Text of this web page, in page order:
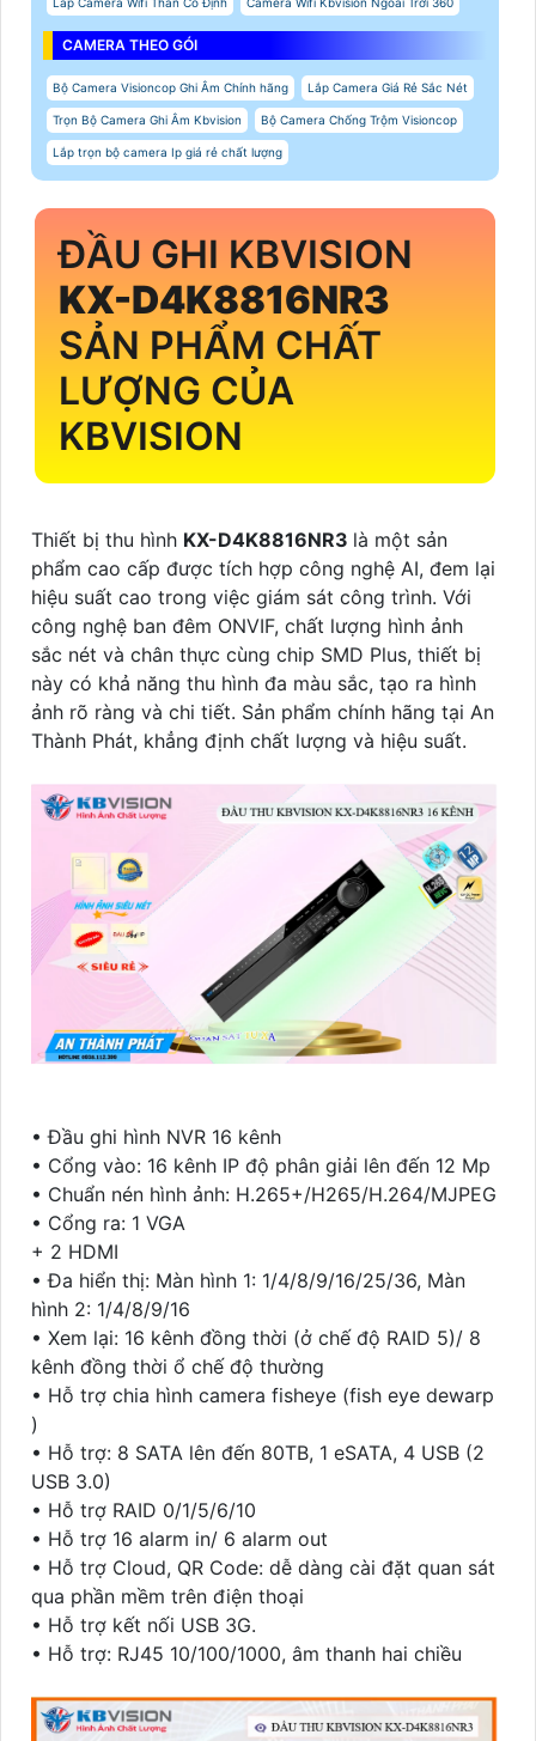
CAMERA THEO GÓI
Bộ Camera Visioncop Ghi Âm Chính hãng Lắp Camera Giá Rẻ Sắc Nét
Trọn Bộ Camera Ghi Âm Kbvision Bộ Camera Chống Trộm Visioncop
Lắp trọn bộ camera Ip giá rẻ chất lượng
ĐẦU GHI KBVISION
KX-D4K8816NR3
SẢN PHẨM CHẤT
LƯỢNG CỦA
KBVISION
Thiết bị thu hình KX-D4K8816NR3 là một sản
phẩm cao cấp được tích hợp công nghệ AI, đem lại
hiệu suất cao trong việc giám sát công trình. Với
công nghệ ban đêm ONVIF, chất lượng hình ảnh
sắc nét và chân thực cùng chip SMD Plus, thiết bị
này có khả năng thu hình đa màu sắc, tạo ra hình
ảnh rõ ràng và chi tiết. Sản phẩm chính hãng tại An
Thành Phát, khẳng định chất lượng và hiệu suất.
• Đầu ghi hình NVR 16 kênh
• Cổng vào: 16 kênh IP độ phân giải lên đến 12 Mp
• Chuẩn nén hình ảnh: H.265+/H265/H.264/MJPEG
• Cổng ra: 1 VGA
+ 2 HDMI
• Đa hiển thị: Màn hình 1: 1/4/8/9/16/25/36, Màn
hình 2: 1/4/8/9/16
• Xem lại: 16 kênh đồng thời (ở chế độ RAID 5)/ 8
kênh đồng thời ổ chế độ thường
• Hỗ trợ chia hình camera fisheye (fish eye dewarp
)
• Hỗ trợ: 8 SATA lên đến 80TB, 1 eSATA, 4 USB (2
USB 3.0)
• Hỗ trợ RAID 0/1/5/6/10
• Hỗ trợ 16 alarm in/ 6 alarm out
• Hỗ trợ Cloud, QR Code: dễ dàng cài đặt quan sát
qua phần mềm trên điện thoại
• Hỗ trợ kết nối USB 3G.
• Hỗ trợ: RJ45 10/100/1000, âm thanh hai chiều